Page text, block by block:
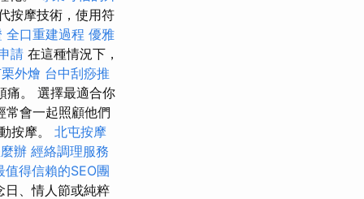
按摩技術，使用符
全口重建過程 優雅
請 在這種情況下，
外燴 台中刮痧推
痛。 選擇最適合你
常會一起照顧他們
按摩。 北屯按摩
辦 經絡調理服務
值得信賴的SEO團
日、情人節或純粹